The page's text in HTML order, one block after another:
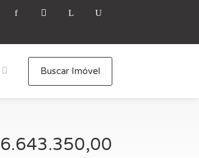
Buscar Imóvel